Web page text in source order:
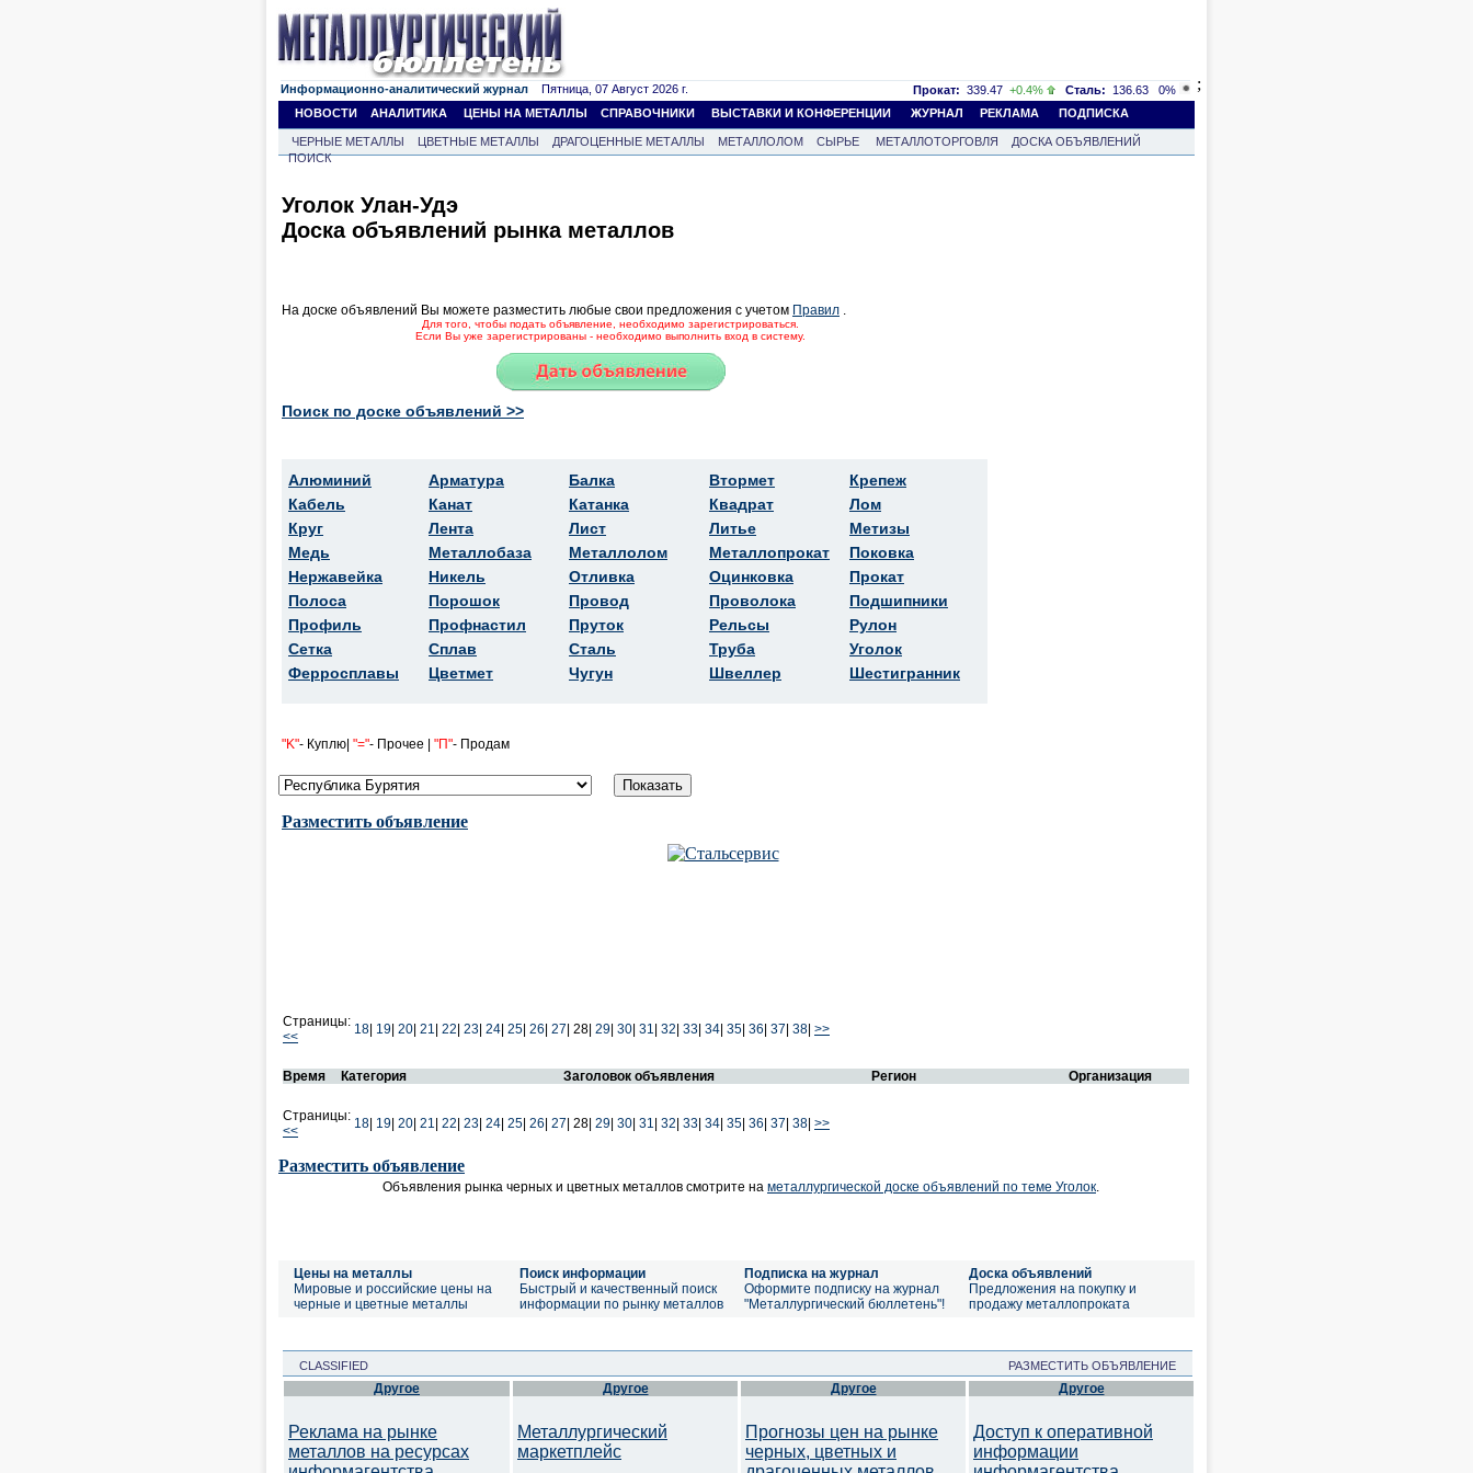
Информационно-аналитический журнал Пятница, 07 Август 2026 г. Прокат: 339.47 +0.4% Сталь: 136.63
0%
НОВОСТИ
АНАЛИТИКА ЦЕНЫ НА МЕТАЛЛЫ СПРАВОЧНИКИ ВЫСТАВКИ И КОНФЕРЕНЦИИ ЖУРНАЛ РЕКЛАМА ПОДПИСКА
ЧЕРНЫЕ МЕТАЛЛЫ ЦВЕТНЫЕ МЕТАЛЛЫ ДРАГОЦЕННЫЕ МЕТАЛЛЫ МЕТАЛЛОЛОМ СЫРЬЕ МЕТАЛЛОТОРГОВЛЯ
ДОСКА ОБЪЯВЛЕНИЙ
ПОИСК
;
Уголок Улан-Удэ
Доска объявлений рынка металлов
На доске объявлений Вы можете разместить любые свои предложения с учетом Правил
Для того, чтобы подать объявление, необходимо зарегистрироваться.
Если Вы уже зарегистрированы - необходимо выполнить вход в систему.
Поиск по доске объявлений >>
Алюминий
Кабель
Круг
Медь
Нержавейка
Полоса
Профиль
Сетка
Ферросплавы
Арматура
Канат
Лента
Металлобаза
Никель
Порошок
Профнастил
Сплав
Цветмет
Балка
Катанка
Лист
Металлолом
Отливка
Провод
Пруток
Сталь
Чугун
Втормет
Квадрат
Литье
Металлопрокат
Оцинковка
Проволока
Рельсы
Труба
Швеллер
Крепеж
Лом
Метизы
Поковка
Прокат
Подшипники
Рулон
Уголок
Шестигранник
"K"- Куплю| "="- Прочее | "П"- Продам
Разместить объявление
Страницы:
<<
18 19 20 21 22 23 24 25 26 27 28| 29 30 31 32 33 34 35 36 37 38 >>
Время Категория Заголовок объявления Регион Организация
Страницы:
<<
18 19 20 21 22 23 24 25 26 27 28| 29 30 31 32 33 34 35 36 37 38 >>
Разместить объявление
Объявления рынка черных и цветных металлов смотрите на металлургической доске объявлений по теме Уголок.
Цены на металлы
Мировые и российские цены на
черные и цветные металлы
Поиск информации
Быстрый и качественный поиск
информации по рынку металлов
Подписка на журнал
Оформите подписку на журнал
"Металлургический бюллетень"!
Доска объявлений
Предложения на покупку и
продажу металлопроката
CLASSIFIED РАЗМЕСТИТЬ ОБЪЯВЛЕНИЕ
Другое
Реклама на рынке
металлов на ресурсах
Другое
Металлургический
маркетплейс
Другое
Прогнозы цен на рынке
черных, цветных и
Другое
Доступ к оперативной
информации